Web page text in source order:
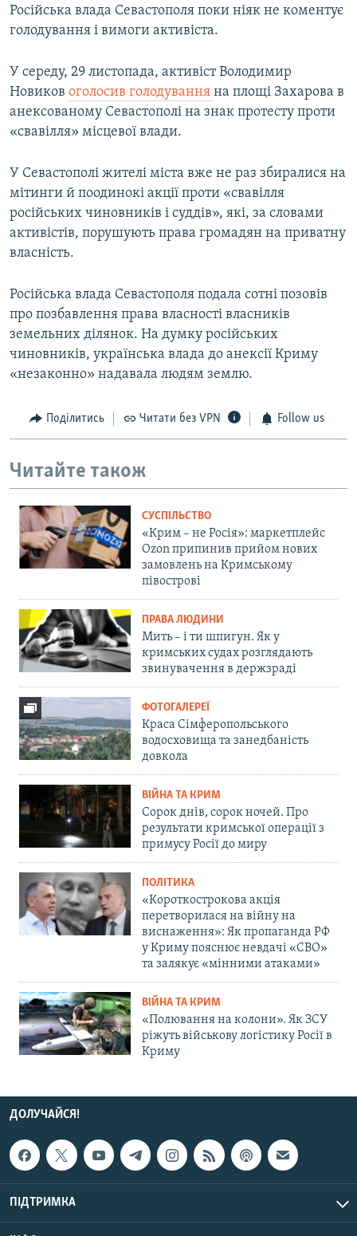
Російська влада Севастополя поки ніяк не коментує
голодування і вимоги активіста.
У середу, 29 листопада, активіст Володимир
Новиков оголосив голодування на площі Захарова в
анексованому Севастополі на знак протесту проти
«свавілля» місцевої влади.
У Севастополі жителі міста вже не раз збиралися на
мітинги й поодинокі акції проти «свавілля
російських чиновників і суддів», які, за словами
активістів, порушують права громадян на приватну
власність.
Російська влада Севастополя подала сотні позовів
про позбавлення права власності власників
земельних ділянок. На думку російських
чиновників, українська влада до анексії Криму
«незаконно» надавала людям землю.
Поділитись Читати без VPN Follow us
Читайте також
СУСПІЛЬСТВО
«Крим – не Росія»: маркетплейс
Ozon припинив прийом нових
замовлень на Кримському
півострові
ПРАВА ЛЮДИНИ
Мить – і ти шпигун. Як у
кримських судах розглядають
звинувачення в держзраді
ФОТОГАЛЕРЕЇ
Краса Сімферопольського
водосховища та занедбаність
довкола
ВІЙНА ТА КРИМ
Сорок днів, сорок ночей. Про
результати кримської операції з
примусу Росії до миру
ПОЛІТИКА
«Короткострокова акція
перетворилася на війну на
виснаження»: Як пропаганда РФ
у Криму пояснює невдачі «СВО»
та залякує «мінними атаками»
ВІЙНА ТА КРИМ
«Полювання на колони». Як ЗСУ
ріжуть військову логістику Росії в
Криму
ДОЛУЧАЙСЯ!
ПІДТРИМКА